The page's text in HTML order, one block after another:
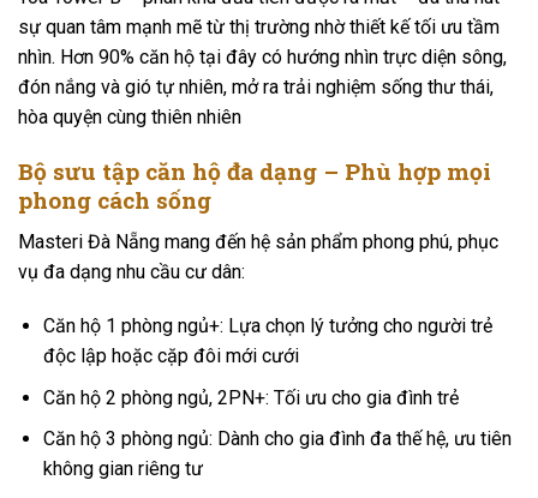
sự quan tâm mạnh mẽ từ thị trường nhờ thiết kế tối ưu tầm
nhìn. Hơn 90% căn hộ tại đây có hướng nhìn trực diện sông,
đón nắng và gió tự nhiên, mở ra trải nghiệm sống thư thái,
hòa quyện cùng thiên nhiên
Bộ sưu tập căn hộ đa dạng – Phù hợp mọi
phong cách sống
Masteri Đà Nẵng mang đến hệ sản phẩm phong phú, phục
vụ đa dạng nhu cầu cư dân:
Căn hộ 1 phòng ngủ+: Lựa chọn lý tưởng cho người trẻ
độc lập hoặc cặp đôi mới cưới
Căn hộ 2 phòng ngủ, 2PN+: Tối ưu cho gia đình trẻ
Căn hộ 3 phòng ngủ: Dành cho gia đình đa thế hệ, ưu tiên
không gian riêng tư